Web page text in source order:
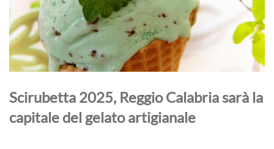
Scirubetta 2025, Reggio Calabria sarà la
capitale del gelato artigianale